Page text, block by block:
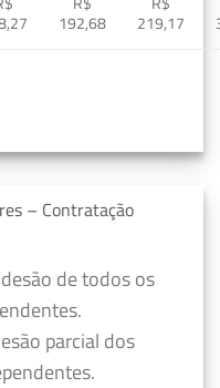
192,68
219,17
– Contratação
de todos os
parcial dos